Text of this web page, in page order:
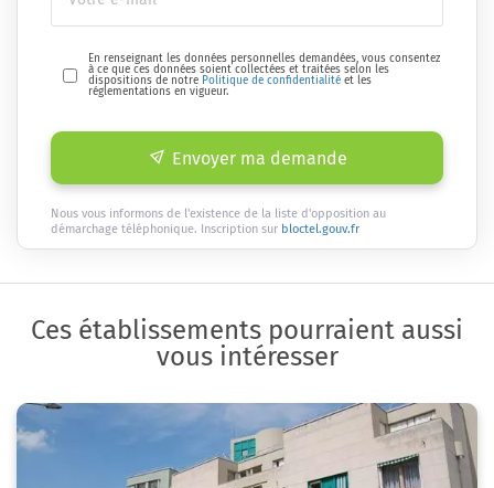
En renseignant les données personnelles demandées, vous consentez
à ce que ces données soient collectées et traitées selon les
dispositions de notre Politique de confidentialité et les
réglementations en vigueur.
Envoyer ma demande
Nous vous informons de l'existence de la liste d'opposition au
démarchage téléphonique. Inscription sur bloctel.gouv.fr
Ces établissements pourraient aussi
vous intéresser